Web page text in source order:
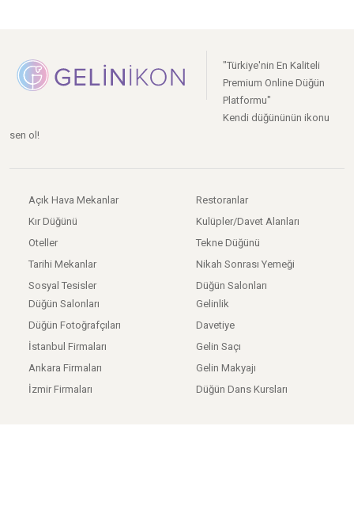
"Türkiye'nin En Kaliteli
Premium Online Düğün
Platformu"
Kendi düğününün ikonu
sen ol!
Açık Hava Mekanlar
Kır Düğünü
Oteller
Tarihi Mekanlar
Sosyal Tesisler
Restoranlar
Kulüpler/Davet Alanları
Tekne Düğünü
Nikah Sonrası Yemeği
Düğün Salonları
Düğün Salonları
Düğün Fotoğrafçıları
İstanbul Firmaları
Ankara Firmaları
İzmir Firmaları
Gelinlik
Davetiye
Gelin Saçı
Gelin Makyajı
Düğün Dans Kursları